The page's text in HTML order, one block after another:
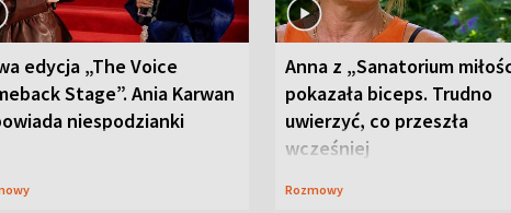
edycja „The Voice
Stage”. Ania Karwan
niespodzianki
Anna z „Sanatorium
pokazała biceps. Trudno
uwierzyć, co przeszła
wcześniej
Rozmowy